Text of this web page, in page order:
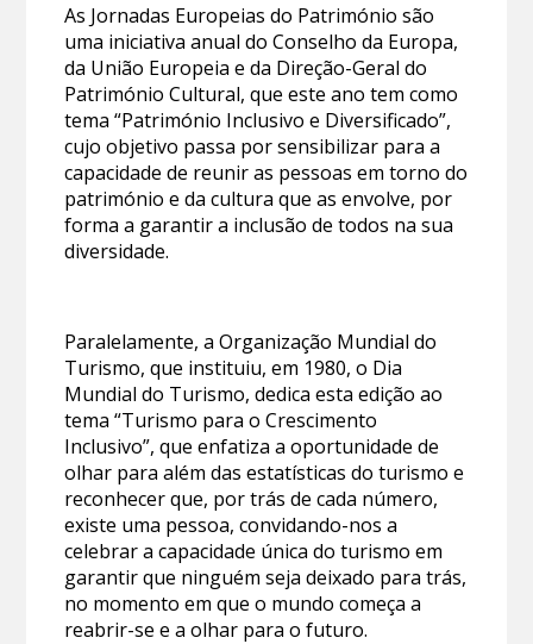
As Jornadas Europeias do Património são
uma iniciativa anual do Conselho da Europa,
da União Europeia e da Direção-Geral do
Património Cultural, que este ano tem como
tema “Património Inclusivo e Diversificado”,
cujo objetivo passa por sensibilizar para a
capacidade de reunir as pessoas em torno do
património e da cultura que as envolve, por
forma a garantir a inclusão de todos na sua
diversidade.
Paralelamente, a Organização Mundial do
Turismo, que instituiu, em 1980, o Dia
Mundial do Turismo, dedica esta edição ao
tema “Turismo para o Crescimento
Inclusivo”, que enfatiza a oportunidade de
olhar para além das estatísticas do turismo e
reconhecer que, por trás de cada número,
existe uma pessoa, convidando-nos a
celebrar a capacidade única do turismo em
garantir que ninguém seja deixado para trás,
no momento em que o mundo começa a
reabrir-se e a olhar para o futuro.